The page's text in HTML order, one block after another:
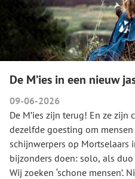
De M’ies in een nieuw
09-06-2026
De M’ies zijn terug! En ze
dezelfde goesting om
schijnwerpers op Mortselaars
bijzonders doen: solo, als
Wij zoeken ‘schone mensen’.